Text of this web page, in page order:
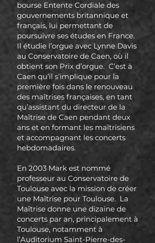
bourse Entente Cordiale des
gouvernements britannique et
français, lui permettant de
poursuivre ses études en France.
Il étudie l’orgue avec Lynne Davis
au Conservatoire de Caen, où il
obtient son Prix d’orgue. C’est à
Caen qu’il s’implique pour la
première fois dans le renouveau
des maîtrises françaises, en tant
qu’assistant du directeur de la
Maîtrise de Caen pendant deux
ans et en formant les maîtrisiens
et accompagnant les concerts
hebdomadaires.
En 2003 Mark est nommé
professeur au Conservatoire de
Toulouse avec la mission de créer
une Maîtrise pour Toulouse. La
Maîtrise donne une dizaine de
concerts par an, principalement à
Toulouse, notamment à
l’Auditorium Saint-Pierre-des-